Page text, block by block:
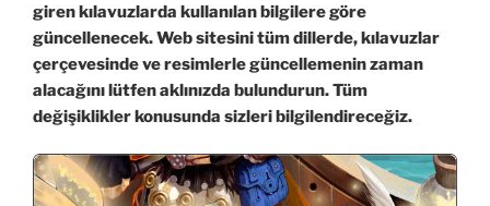
giren kılavuzlarda kullanılan bilgilere göre
güncellenecek. Web sitesini tüm dillerde, kılavuzlar
çerçevesinde ve resimlerle güncellemenin zaman
alacağını lütfen aklınızda bulundurun. Tüm
değişiklikler konusunda sizleri bilgilendireceğiz.